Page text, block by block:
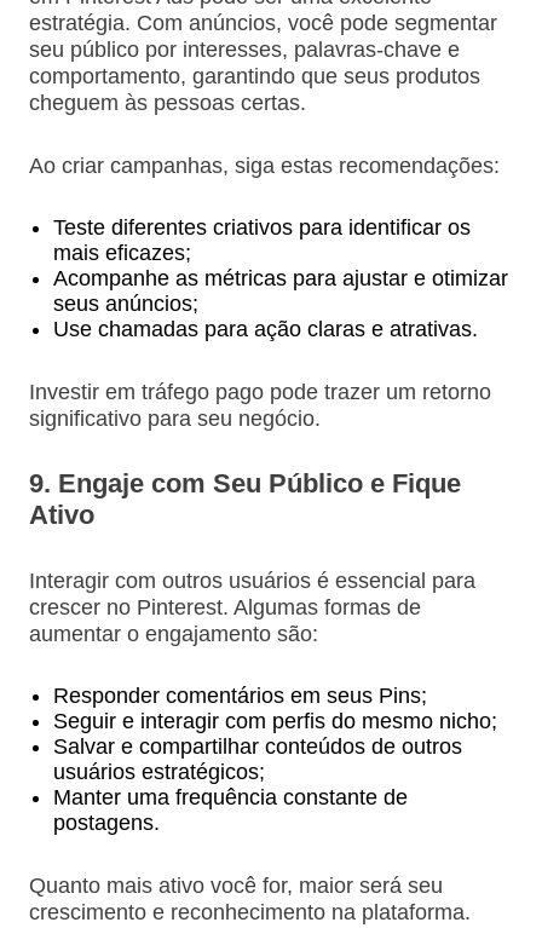
estratégia. Com anúncios, você pode segmentar
seu público por interesses, palavras-chave e
comportamento, garantindo que seus produtos
cheguem às pessoas certas.
Ao criar campanhas, siga estas recomendações:
Teste diferentes criativos para identificar os
mais eficazes;
Acompanhe as métricas para ajustar e otimizar
seus anúncios;
Use chamadas para ação claras e atrativas.
Investir em tráfego pago pode trazer um retorno
significativo para seu negócio.
9. Engaje com Seu Público e Fique
Ativo
Interagir com outros usuários é essencial para
crescer no Pinterest. Algumas formas de
aumentar o engajamento são:
Responder comentários em seus Pins;
Seguir e interagir com perfis do mesmo nicho;
Salvar e compartilhar conteúdos de outros
usuários estratégicos;
Manter uma frequência constante de
postagens.
Quanto mais ativo você for, maior será seu
crescimento e reconhecimento na plataforma.